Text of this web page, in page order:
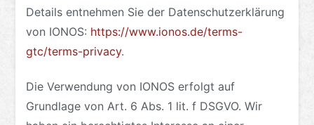
Details entnehmen Sie der Datenschutzerklärung
von IONOS: https://www.ionos.de/terms-
gtc/terms-privacy.
Die Verwendung von IONOS erfolgt auf
Grundlage von Art. 6 Abs. 1 lit. f DSGVO. Wir